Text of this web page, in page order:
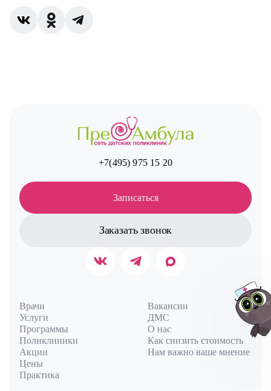
+7(495) 975 15 20
Записаться
Заказать звонок
Врачи
Услуги
Программы
Поликлиники
Акции
Цены
Практика
Вакансии
ДМС
О нас
Как снизить стоимость
Нам важно ваше мнение